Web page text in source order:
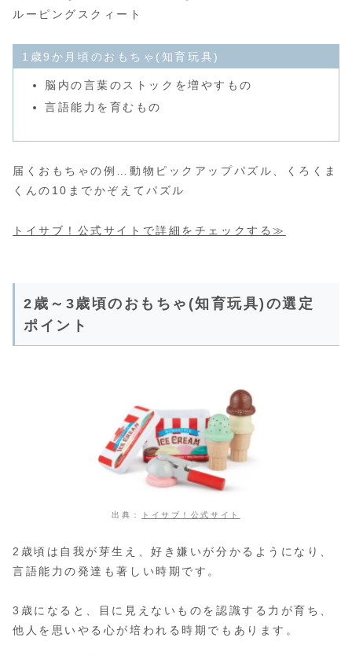
ルーピングスクィート
1歳9か月頃のおもちゃ(知育玩具)
脳内の言葉のストックを増やすもの
言語能力を育むもの
届くおもちゃの例…動物ピックアップパズル、くろくま
くんの10までかぞえてパズル
トイサブ！公式サイトで詳細をチェックする≫
2歳～3歳頃のおもちゃ(知育玩具)の選定
ポイント
出典： トイサブ！公式サイト
2歳頃は自我が芽生え、好き嫌いが分かるようになり、
言語能力の発達も著しい時期です。
3歳になると、目に見えないものを認識する力が育ち、
他人を思いやる心が培われる時期でもあります。